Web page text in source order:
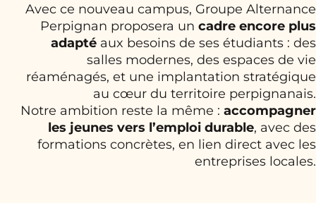
Avec ce nouveau campus, Groupe Alternance
Perpignan proposera un cadre encore plus
adapté aux besoins de ses étudiants : des
salles modernes, des espaces de vie
réaménagés, et une implantation stratégique
au cœur du territoire perpignanais.
Notre ambition reste la même : accompagner
les jeunes vers l’emploi durable, avec des
formations concrètes, en lien direct avec les
entreprises locales.